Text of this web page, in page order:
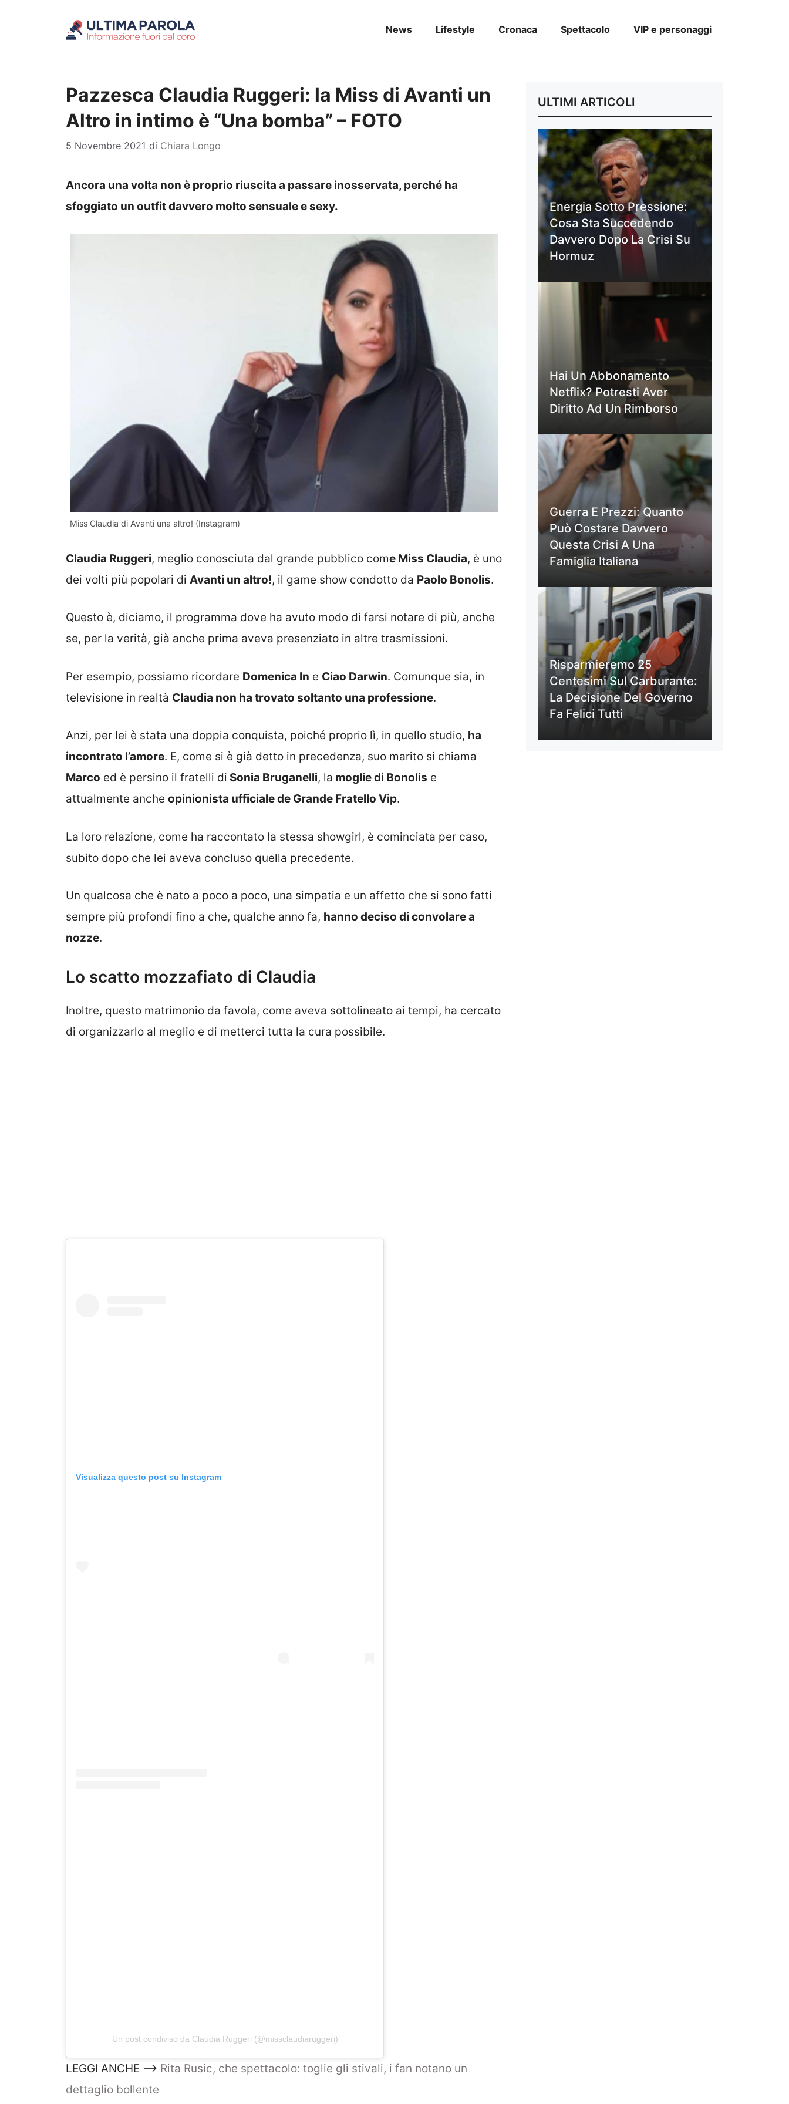
News Lifestyle Cronaca Spettacolo VIP e personaggi
Pazzesca Claudia Ruggeri: la Miss di Avanti un
Altro in intimo è “Una bomba” – FOTO
5 Novembre 2021 di Chiara Longo
Ancora una volta non è proprio riuscita a passare inosservata, perché ha
sfoggiato un outfit davvero molto sensuale e sexy.
Miss Claudia di Avanti una altro! (Instagram)
Claudia Ruggeri, meglio conosciuta dal grande pubblico come Miss Claudia, è uno
dei volti più popolari di Avanti un altro!, il game show condotto da Paolo Bonolis.
Questo è, diciamo, il programma dove ha avuto modo di farsi notare di più, anche
se, per la verità, già anche prima aveva presenziato in altre trasmissioni.
Per esempio, possiamo ricordare Domenica In e Ciao Darwin. Comunque sia, in
televisione in realtà Claudia non ha trovato soltanto una professione.
Anzi, per lei è stata una doppia conquista, poiché proprio lì, in quello studio, ha
incontrato l’amore. E, come si è già detto in precedenza, suo marito si chiama
Marco ed è persino il fratelli di Sonia Bruganelli, la moglie di Bonolis e
attualmente anche opinionista ufficiale de Grande Fratello Vip.
La loro relazione, come ha raccontato la stessa showgirl, è cominciata per caso,
subito dopo che lei aveva concluso quella precedente.
Un qualcosa che è nato a poco a poco, una simpatia e un affetto che si sono fatti
sempre più profondi fino a che, qualche anno fa, hanno deciso di convolare a
nozze.
Lo scatto mozzafiato di Claudia
Inoltre, questo matrimonio da favola, come aveva sottolineato ai tempi, ha cercato
di organizzarlo al meglio e di metterci tutta la cura possibile.
Visualizza questo post su Instagram
Un post condiviso da Claudia Ruggeri (@missclaudiaruggeri)
LEGGI ANCHE –> Rita Rusic, che spettacolo: toglie gli stivali, i fan notano un
dettaglio bollente
ULTIMI ARTICOLI
Energia Sotto Pressione:
Cosa Sta Succedendo
Davvero Dopo La Crisi Su
Hormuz
Hai Un Abbonamento
Netflix? Potresti Aver
Diritto Ad Un Rimborso
Guerra E Prezzi: Quanto
Può Costare Davvero
Questa Crisi A Una
Famiglia Italiana
Risparmieremo 25
Centesimi Sul Carburante:
La Decisione Del Governo
Fa Felici Tutti